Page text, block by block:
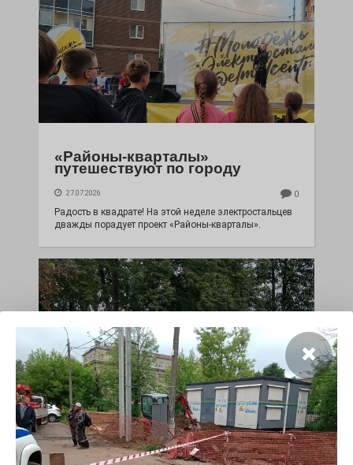
«Районы-кварталы»
путешествуют по городу
27.07.2026 0
Радость в квадрате! На этой неделе электростальцев
дважды порадует проект «Районы-кварталы».
100 футов под килем!
26.07.2026 0